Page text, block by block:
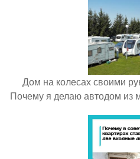
Дом на колесах своими
Почему я делаю автодом из